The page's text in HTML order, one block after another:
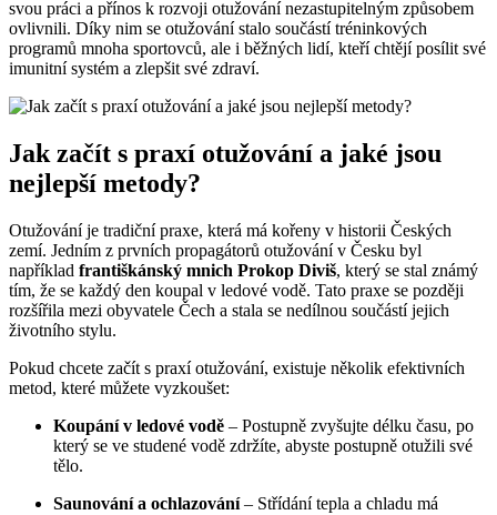
svou práci a přínos k rozvoji otužování nezastupitelným způsobem
ovlivnili. Díky nim se otužování stalo součástí tréninkových
programů mnoha sportovců, ale i běžných lidí, kteří chtějí posílit své
imunitní systém a zlepšit své zdraví.
Jak začít s praxí otužování a jaké jsou
nejlepší metody?
Otužování je tradiční praxe, která má kořeny v historii Českých
zemí. Jedním z prvních propagátorů otužování v Česku byl
například františkánský mnich Prokop Diviš, který se stal známý
tím, že se každý den koupal v ledové vodě. Tato praxe se později
rozšířila mezi obyvatele Čech a stala se nedílnou součástí jejich
životního stylu.
Pokud chcete začít s praxí otužování, existuje několik efektivních
metod, které můžete vyzkoušet:
Koupání v ledové vodě – Postupně zvyšujte délku času, po
který se ve studené vodě zdržíte, abyste postupně otužili své
tělo.
Saunování a ochlazování– Střídání tepla a chladu má